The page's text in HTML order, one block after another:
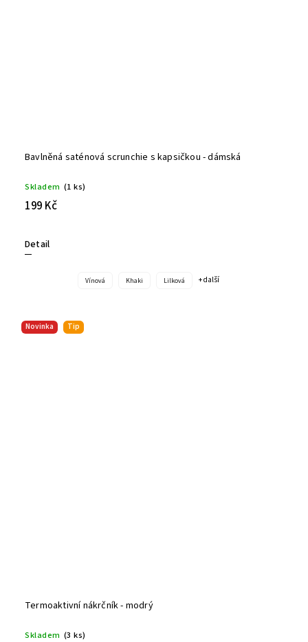
Bavlněná saténová scrunchie s kapsičkou - dámská
Skladem (1 ks)
199 Kč
Detail
Vínová Khaki Lilková + další
Novinka Tip
Termoaktivní nákrčník - modrý
Skladem (3 ks)